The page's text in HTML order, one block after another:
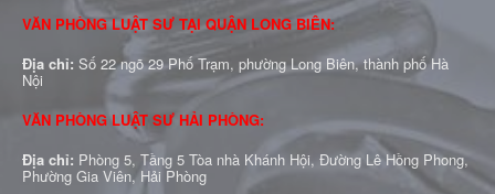
VĂN PHÒNG LUẬT SƯ TẠI QUẬN LONG BIÊN:
Địa chỉ: Số 22 ngõ 29 Phố Trạm, phường Long Biên, thành phố Hà
Nội
VĂN PHÒNG LUẬT SƯ HẢI PHÒNG:
Địa chỉ: Phòng 5, Tầng 5 Tòa nhà Khánh Hội, Đường Lê Hồng Phong,
Phường Gia Viên, Hải Phòng